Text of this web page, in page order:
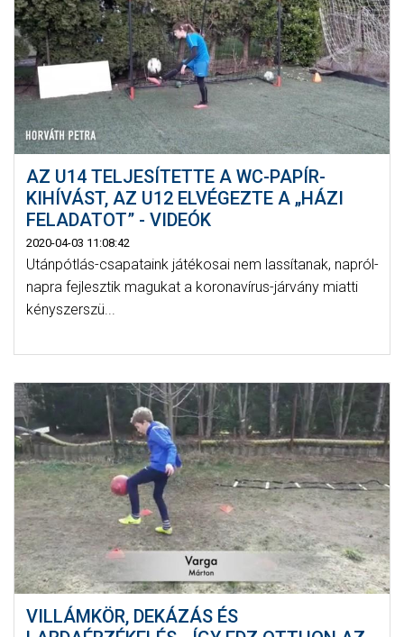
AZ U14 TELJESÍTETTE A WC-PAPÍR-
KIHÍVÁST, AZ U12 ELVÉGEZTE A „HÁZI
FELADATOT” - VIDEÓK
2020-04-03 11:08:42
Utánpótlás-csapataink játékosai nem lassítanak, napról-
napra fejlesztik magukat a koronavírus-járvány miatti
kényszerszü...
VILLÁMKÖR, DEKÁZÁS ÉS